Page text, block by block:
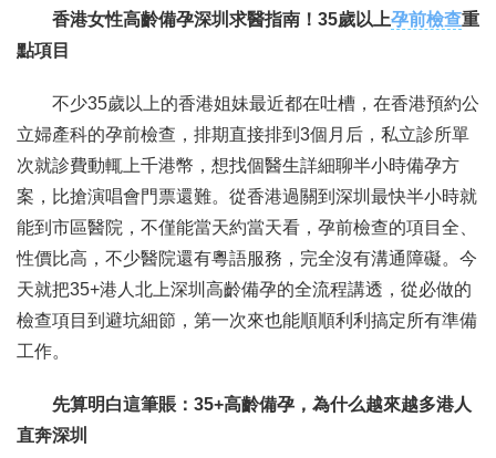
聯繫我們
香港女性高齡備孕深圳求醫指南！35歲以上孕前檢查重
點項目
不少35歲以上的香港姐妹最近都在吐槽，在香港預約公
立婦產科的孕前檢查，排期直接排到3個月后，私立診所單
次就診費動輒上千港幣，想找個醫生詳細聊半小時備孕方
案，比搶演唱會門票還難。從香港過關到深圳最快半小時就
能到市區醫院，不僅能當天約當天看，孕前檢查的項目全、
性價比高，不少醫院還有粵語服務，完全沒有溝通障礙。今
天就把35+港人北上深圳高齡備孕的全流程講透，從必做的
檢查項目到避坑細節，第一次來也能順順利利搞定所有準備
工作。
先算明白這筆賬：35+高齡備孕，為什么越來越多港人
直奔深圳